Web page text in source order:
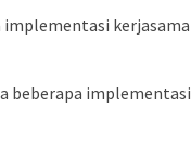
implementasi kerjasama
beberapa implementasi